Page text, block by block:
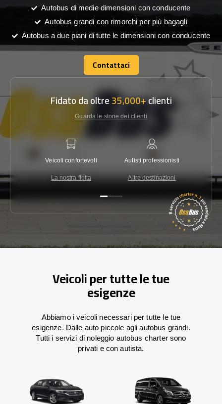
Autobus di medie dimensioni con conducente
Autobus grandi con rimorchi per più bagagli
Autobus a due piani di tutte le dimensioni con conducente
Contattaci
Contattaci
Fidato da oltre35,000+clienti
Guarda le storie dei clienti
Veicoli confortevoli
La nostra flotta
Autisti professionisti
Altre destinazioni
Veicoli per tutte le tue
esigenze
Abbiamo i veicoli necessari per tutte le tue
esigenze. Dalle auto piccole agli autobus grandi.
Tutti i servizi di noleggio autobus charter sono
privati e con autista.